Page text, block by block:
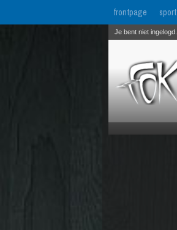
frontpage sport
Je bent niet ingelogd.